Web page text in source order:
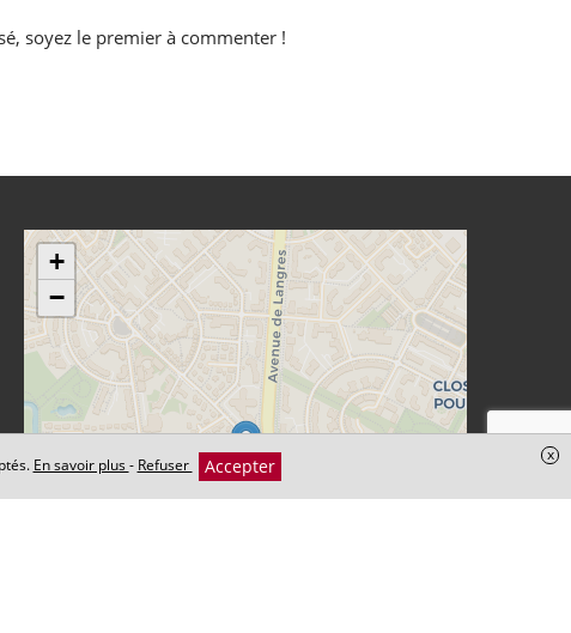
soyez le premier à commenter !
+
−
En savoir plus- Refuser Accepter
x